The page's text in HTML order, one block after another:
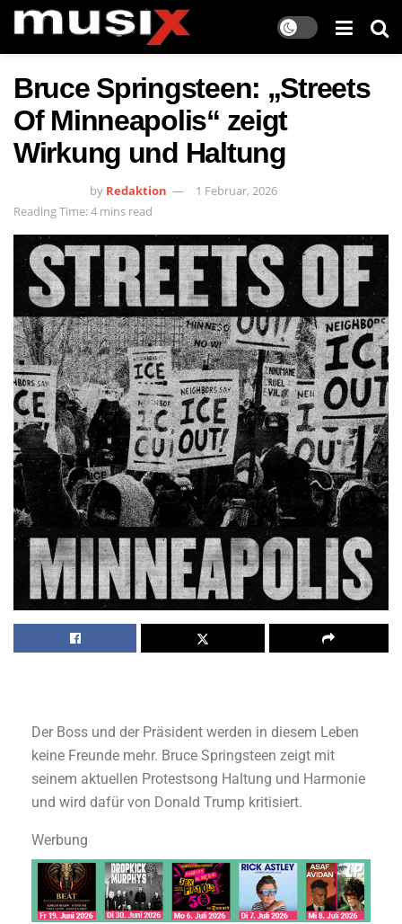
Bruce Springsteen: „Streets
Of Minneapolis“ zeigt
Wirkung und Haltung
by Redaktion
1 Februar, 2026
Reading Time: 4 mins read
Der Boss und der Präsident werden in diesem Leben
keine Freunde mehr. Bruce Springsteen zeigt mit
seinem aktuellen Protestsong Haltung und Harmonie
und wird dafür von Donald Trump kritisiert.
Werbung